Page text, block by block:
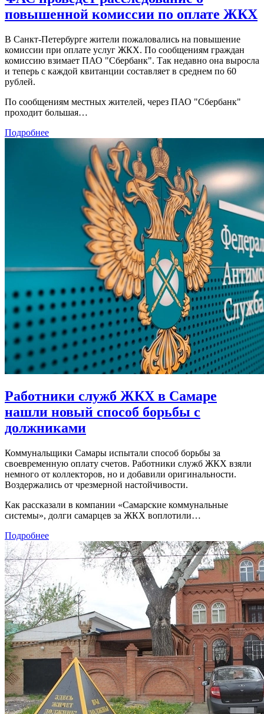
повышенной комиссии по оплате ЖКХ
В Санкт-Петербурге жители пожаловались на повышение
комиссии при оплате услуг ЖКХ. По сообщениям граждан
комиссию взимает ПАО "Сбербанк". Так недавно она выросла
и теперь с каждой квитанции составляет в среднем по 60
рублей.
По сообщениям местных жителей, через ПАО "Сбербанк"
проходит большая…
Подробнее
Работники служб ЖКХ в Самаре
нашли новый способ борьбы с
должниками
Коммунальщики Самары испытали способ борьбы за
своевременную оплату счетов. Работники служб ЖКХ взяли
немного от коллекторов, но и добавили оригинальности.
Воздержались от чрезмерной настойчивости.
Как рассказали в компании «Самарские коммунальные
системы», долги самарцев за ЖКХ воплотили…
Подробнее